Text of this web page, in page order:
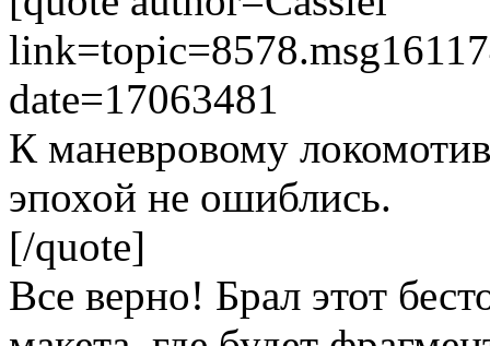
date=17063481
К маневровому
эпохой не ошиблись.
[/quote]
Все верно! Брал этот